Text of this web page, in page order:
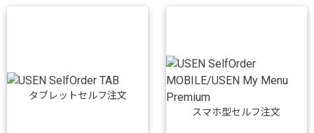
タブレットセルフ注文
スマホ型セルフ注文